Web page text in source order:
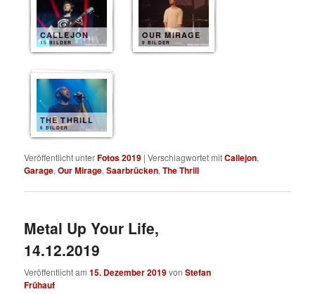
CALLEJON
15 BILDER
OUR MIRAGE
9 BILDER
THE THRILL
6 BILDER
Veröffentlicht unterFotos 2019 |Verschlagwortet mitCallejon,
Garage,Our Mirage,Saarbrücken,The Thrill
Metal Up Your Life,
14.12.2019
Veröffentlicht am15. Dezember 2019vonStefan
Frühauf